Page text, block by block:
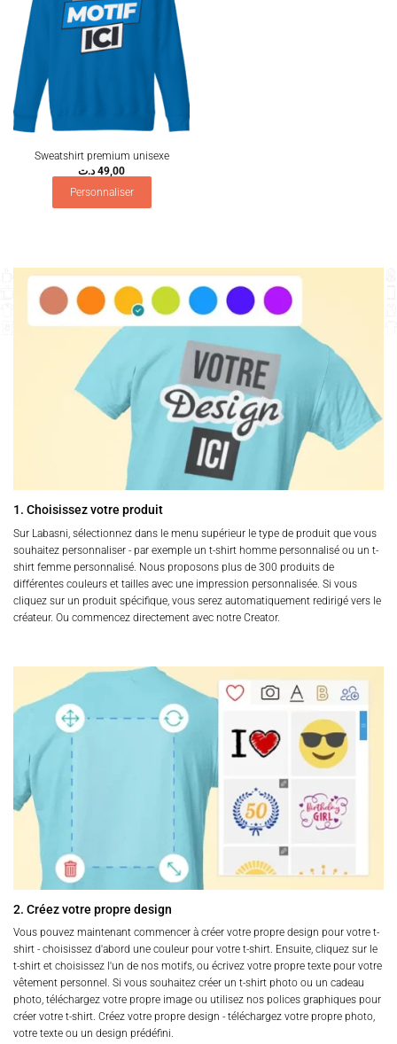
Sweatshirt premium unisexe
49,00 د.ت
Personnaliser
1. Choisissez votre produit
Sur Labasni, sélectionnez dans le menu supérieur le type de produit que vous
souhaitez personnaliser - par exemple un t-shirt homme personnalisé ou un t-
shirt femme personnalisé. Nous proposons plus de 300 produits de
différentes couleurs et tailles avec une impression personnalisée. Si vous
cliquez sur un produit spécifique, vous serez automatiquement redirigé vers le
créateur. Ou commencez directement avec notre Creator.
2. Créez votre propre design
Vous pouvez maintenant commencer à créer votre propre design pour votre t-
shirt - choisissez d'abord une couleur pour votre t-shirt. Ensuite, cliquez sur le
t-shirt et choisissez l'un de nos motifs, ou écrivez votre propre texte pour votre
vêtement personnel. Si vous souhaitez créer un t-shirt photo ou un cadeau
photo, téléchargez votre propre image ou utilisez nos polices graphiques pour
créer votre t-shirt. Créez votre propre design - téléchargez votre propre photo,
votre texte ou un design prédéfini.